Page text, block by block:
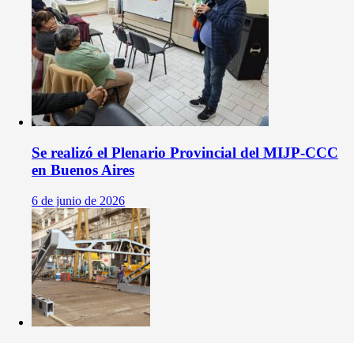
Se realizó el Plenario Provincial del MIJP-CCC
en Buenos Aires
6 de junio de 2026